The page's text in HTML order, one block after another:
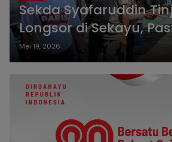
Sekda Syafaruddin
Longsor di Sekayu,
Keselamatan Warga
Mei 19, 2026